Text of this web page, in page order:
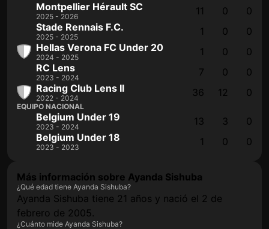
Montpellier Hérault SC
2025 - 2026 11 0
0
Stade Rennais F.C.
2025 - 2025 1 0
0
Hellas Verona FC Under 20
2024 - 2025 1 0
0
RC Lens
2023 - 2024 7 0
0
Racing Club Lens II
2022 - 2024 36 12 0
EQUIPO NACIONAL
Belgium Under 19
2023 - 2024 13 3
0
Belgium Under 18
2023 - 2023 1 0 0
Más información sobre Ayanda Sishuba
¿Qué edad tiene Ayanda Sishuba?
Ayanda Sishuba tiene 21 años y nació el 2 de
febrero de 2005.
¿Cuánto mide Ayanda Sishuba?